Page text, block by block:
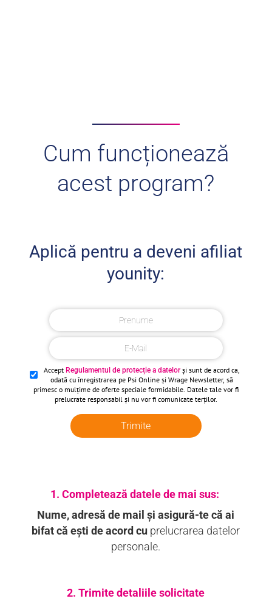
Cum funcționează
acest program?
Aplică pentru a deveni afiliat
younity:
AcceptRegulamentul de protecție a datelor și sunt de acord ca,
odată cu înregistrarea pe Psi Online și Wrage Newsletter, să
primesc o mulțime de oferte speciale formidabile. Datele tale vor fi
prelucrate responsabil și nu vor fi comunicate terților.
Trimite
1. Completează datele de mai sus:
Nume, adresă de mail și asigură-te că ai
bifat că ești de acord cu prelucrarea datelor
personale.
2. Trimite detaliile solicitate